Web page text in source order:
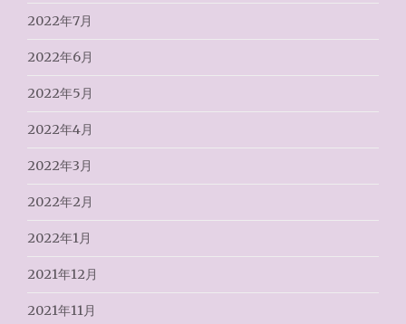
2022年7月
2022年6月
2022年5月
2022年4月
2022年3月
2022年2月
2022年1月
2021年12月
2021年11月